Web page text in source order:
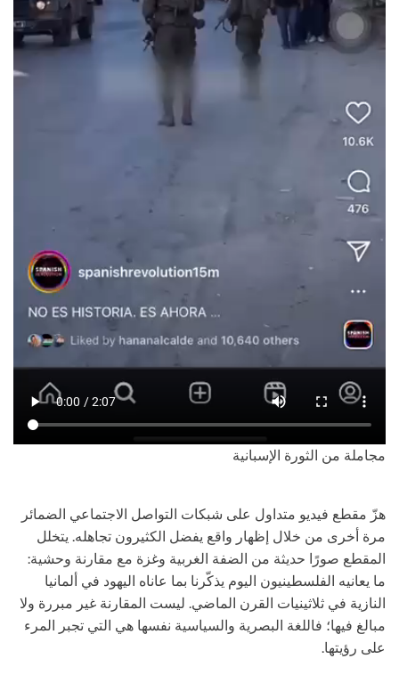
مجاملة من الثورة الإسبانية
هزّ مقطع فيديو متداول على شبكات التواصل الاجتماعي الضمائر
مرة أخرى من خلال إظهار واقع يفضل الكثيرون تجاهله. يتخلل
المقطع صورًا حديثة من الضفة الغربية وغزة مع مقارنة وحشية:
ما يعانيه الفلسطينيون اليوم يذكّرنا بما عاناه اليهود في ألمانيا
النازية في ثلاثينيات القرن الماضي. ليست المقارنة غير مبررة ولا
مبالغ فيها؛ فاللغة البصرية والسياسية نفسها هي التي تجبر المرء
على رؤيتها.